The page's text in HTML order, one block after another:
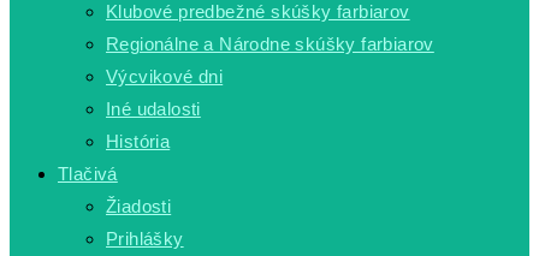
Klubové predbežné skúšky farbiarov
Regionálne a Národne skúšky farbiarov
Výcvikové dni
Iné udalosti
História
Tlačivá
Žiadosti
Prihlášky